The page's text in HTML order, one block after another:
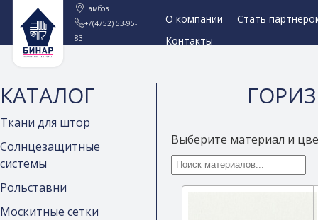
Тамбов
+7(4752) 53-95-
83
О компании
Стать
Контакты
КАТАЛОГ
Ткани для штор
Солнцезащитные
системы
Рольставни
Москитные сетки
Выберите материал и